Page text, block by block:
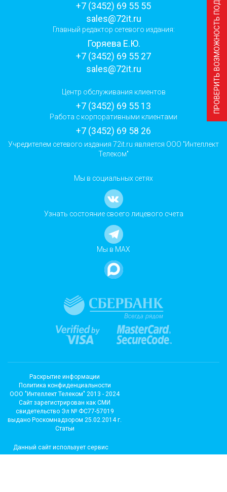
ПРОВЕРИТЬ ВОЗМОЖНОСТЬ ПОДКЛЮЧЕНИЯ
+7 (3452) 69 55 55
sales@72it.ru
Главный редактор сетевого издания:
Горяева Е.Ю.
+7 (3452) 69 55 27
sales@72it.ru
Центр обслуживания клиентов
+7 (3452) 69 55 13
Работа с корпоративными клиентами
+7 (3452) 69 58 26
Учредителем сетевого издания 72it.ru является ООО "Интеллект
Телеком"
Мы в социальных сетях
Узнать состояние своего лицевого счета
Мы в MAX
Раскрытие информации
Политика конфиденциальности
ООО "Интеллект Телеком" 2013 - 2024
Cайт зарегистрирован как СМИ
свидетельство Эл № ФС77-57019
выдано Роскомнадзором 25.02.2014 г.
Статьи
Данный сайт использует сервис
метрических программ и